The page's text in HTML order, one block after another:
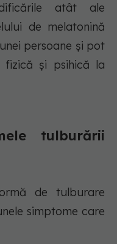
atât ale
de melatonină
persoane și pot
și psihică la
tulburării
de tulburare
simptome care